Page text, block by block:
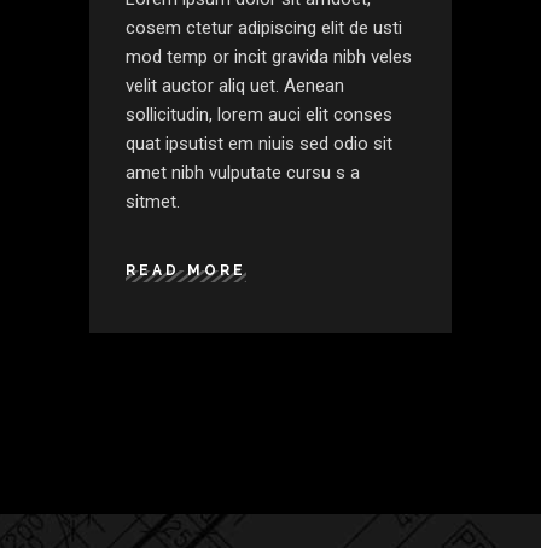
cosem ctetur adipiscing elit de usti
mod temp or incit gravida nibh veles
velit auctor aliq uet. Aenean
sollicitudin, lorem auci elit conses
quat ipsutist em niuis sed odio sit
amet nibh vulputate cursu s a
sitmet.
READ MORE